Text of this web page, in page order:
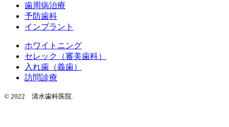
歯周病治療
予防歯科
インプラント
ホワイトニング
セレック（審美歯科）
入れ歯（義歯）
訪問診療
© 2022 清水歯科医院.